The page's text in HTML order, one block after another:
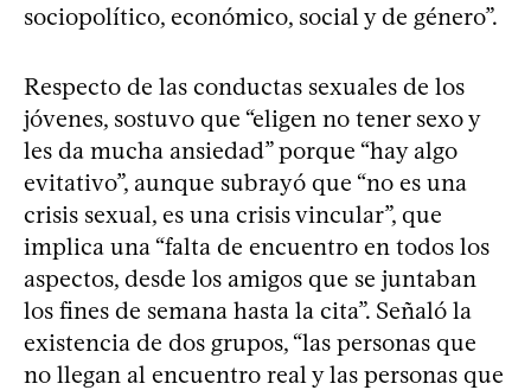
sociopolítico, económico, social y de género”.
Respecto de las conductas sexuales de los
jóvenes, sostuvo que “eligen no tener sexo y
les da mucha ansiedad” porque “hay algo
evitativo”, aunque subrayó que “no es una
crisis sexual, es una crisis vincular”, que
implica una “falta de encuentro en todos los
aspectos, desde los amigos que se juntaban
los fines de semana hasta la cita”. Señaló la
existencia de dos grupos, “las personas que
no llegan al encuentro real y las personas que